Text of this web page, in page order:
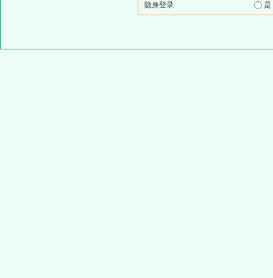
隐身登录